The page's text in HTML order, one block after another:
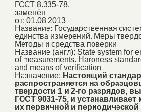
ГОСТ 8.335-78.
заменён
от: 01.08.2013
Название: Государственная
единства измерений. Меры
Методы и средства поверки
Название (англ): State system for
of measurements. Haroness
and means of verification
Назначение: Настоящий
распространяется на
твердости 1 и 2-го разрядов,
ГОСТ 9031-75, и
их первичной и периодической